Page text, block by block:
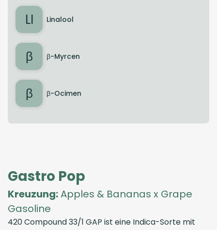
LI Linalool
β β-Myrcen
β β-Ocimen
Gastro Pop
Kreuzung:Apples & Bananas x Grape
Gasoline
420 Compound 33/1 GAP ist eine Indica-Sorte mit